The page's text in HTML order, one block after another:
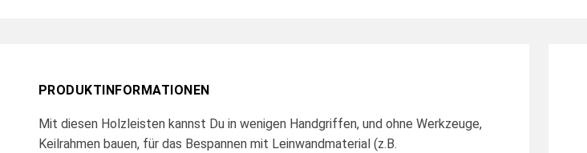
PRODUKTINFORMATIONEN
Mit diesen Holzleisten kannst Du in wenigen Handgriffen, und ohne Werkzeuge,
Keilrahmen bauen, für das Bespannen mit Leinwandmaterial (z.B.